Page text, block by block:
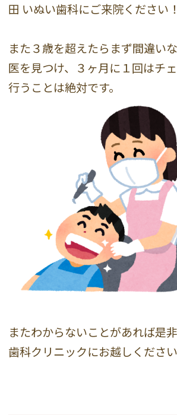
田 いぬい歯科にご来院ください！
また３歳を超えたらまず間違い
医を見つけ、３ヶ月に１回はチ
行うことは絶対です。
またわからないことがあれば是
歯科クリニックにお越しくださ